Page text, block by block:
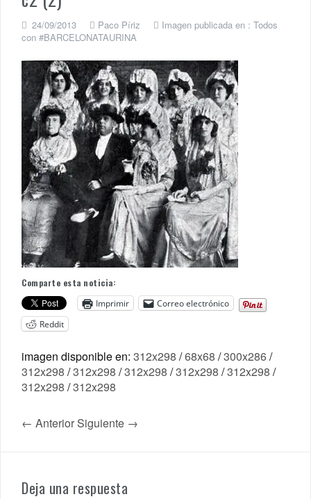
24/09/2013 Paco Píriz Imagen publicada en : Todos
con #BARCELONATAURINA
Comparte esta noticia:
Imprimir
Correo electrónico
Reddit
imagen disponible en: 312x298 /68x68 /300x286/
312x298 /312x298 /312x298 /312x298 /312x298 /
312x298 /312x298
← Anterior Siguiente →
Deja una respuesta